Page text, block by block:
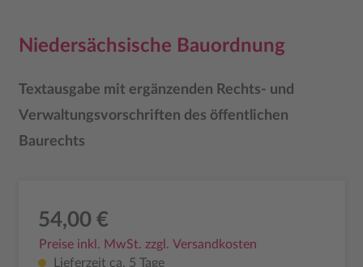
Niedersächsische Bauordnung
Textausgabe mit ergänzenden Rechts- und
Verwaltungsvorschriften des öffentlichen
Baurechts
54,00 €
Preise inkl. MwSt. zzgl. Versandkosten
Lieferzeit ca. 5 Tage